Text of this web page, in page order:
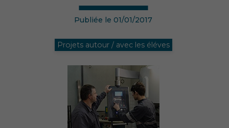
Publiée le 01/01/2017
Projets autour / avec les éléves